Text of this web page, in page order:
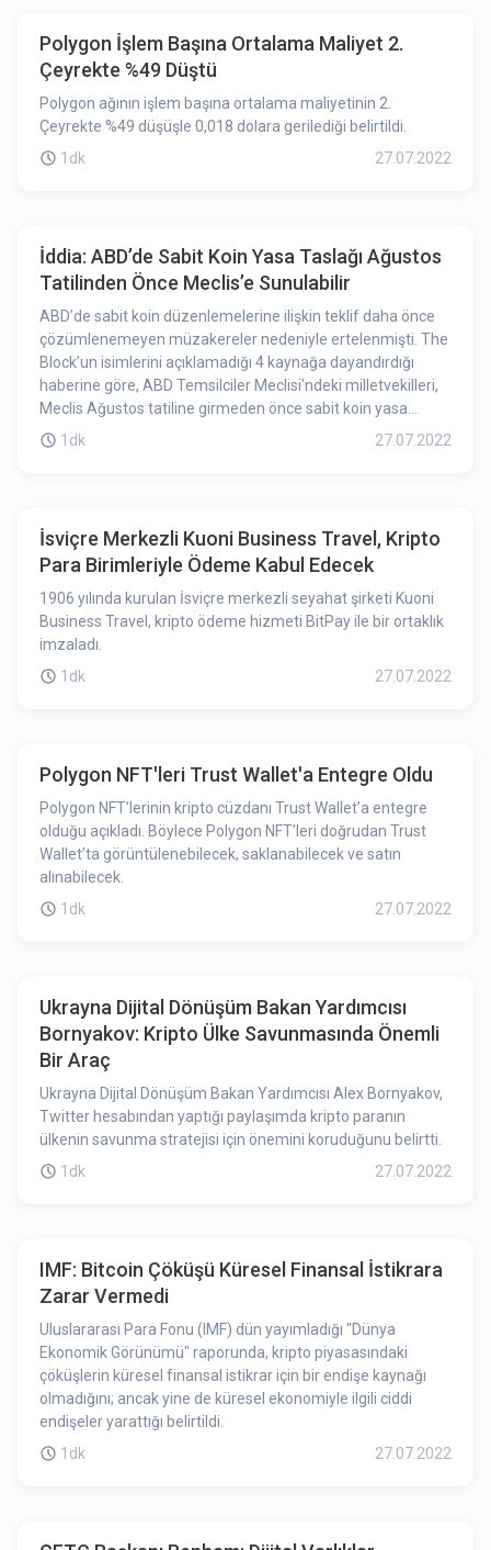
Polygon İşlem Başına Ortalama Maliyet 2.
Çeyrekte %49 Düştü
Polygon ağının işlem başına ortalama maliyetinin 2.
Çeyrekte %49 düşüşle 0,018 dolara gerilediği belirtildi.
1dk
27.07.2022
İddia: ABD’de Sabit Koin Yasa Taslağı Ağustos
Tatilinden Önce Meclis’e Sunulabilir
ABD’de sabit koin düzenlemelerine ilişkin teklif daha önce
çözümlenemeyen müzakereler nedeniyle ertelenmişti. The
Block’un isimlerini açıklamadığı 4 kaynağa dayandırdığı
haberine göre, ABD Temsilciler Meclisi'ndeki milletvekilleri,
Meclis Ağustos tatiline girmeden önce sabit koin yasa
taslağı sunabilir.
1dk 27.07.2022
İsviçre Merkezli Kuoni Business Travel, Kripto
Para Birimleriyle Ödeme Kabul Edecek
1906 yılında kurulan İsviçre merkezli seyahat şirketi Kuoni
Business Travel, kripto ödeme hizmeti BitPay ile bir ortaklık
imzaladı.
1dk
27.07.2022
Polygon NFT'leri Trust Wallet'a Entegre Oldu
Polygon NFT’lerinin kripto cüzdanı Trust Wallet’a entegre
olduğu açıkladı. Böylece Polygon NFT’leri doğrudan Trust
Wallet’ta görüntülenebilecek, saklanabilecek ve satın
alınabilecek.
1dk
27.07.2022
Ukrayna Dijital Dönüşüm Bakan Yardımcısı
Bornyakov: Kripto Ülke Savunmasında Önemli
Bir Araç
Ukrayna Dijital Dönüşüm Bakan Yardımcısı Alex Bornyakov,
Twitter hesabından yaptığı paylaşımda kripto paranın
ülkenin savunma stratejisi için önemini koruduğunu belirtti.
1dk
27.07.2022
IMF: Bitcoin Çöküşü Küresel Finansal İstikrara
Zarar Vermedi
Uluslararası Para Fonu (IMF) dün yayımladığı "Dünya
Ekonomik Görünümü" raporunda, kripto piyasasındaki
çöküşlerin küresel finansal istikrar için bir endişe kaynağı
olmadığını; ancak yine de küresel ekonomiyle ilgili ciddi
endişeler yarattığı belirtildi.
1dk
27.07.2022